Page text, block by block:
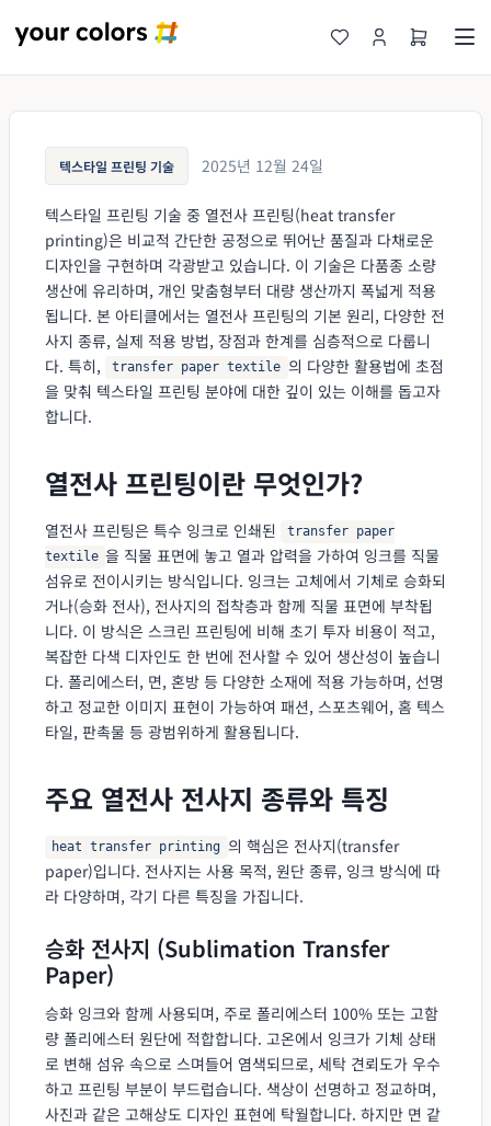
텍스타일 프린팅 기술 2025년 12월 24일
텍스타일 프린팅 기술 중 열전사 프린팅(heat transfer
printing)은 비교적 간단한 공정으로 뛰어난 품질과 다채로운
디자인을 구현하며 각광받고 있습니다. 이 기술은 다품종 소량
생산에 유리하며, 개인 맞춤형부터 대량 생산까지 폭넓게 적용
됩니다. 본 아티클에서는 열전사 프린팅의 기본 원리, 다양한 전
사지 종류, 실제 적용 방법, 장점과 한계를 심층적으로 다룹니
다. 특히,
transfer paper textile 의 다양한 활용법에 초점
을 맞춰 텍스타일 프린팅 분야에 대한 깊이 있는 이해를 돕고자
합니다.
열전사 프린팅이란 무엇인가?
열전사 프린팅은 특수 잉크로 인쇄된
transfer paper
textile 을 직물 표면에 놓고 열과 압력을 가하여 잉크를 직물
섬유로 전이시키는 방식입니다. 잉크는 고체에서 기체로 승화되
거나(승화 전사), 전사지의 접착층과 함께 직물 표면에 부착됩
니다. 이 방식은 스크린 프린팅에 비해 초기 투자 비용이 적고,
복잡한 다색 디자인도 한 번에 전사할 수 있어 생산성이 높습니
다. 폴리에스터, 면, 혼방 등 다양한 소재에 적용 가능하며, 선명
하고 정교한 이미지 표현이 가능하여 패션, 스포츠웨어, 홈 텍스
타일, 판촉물 등 광범위하게 활용됩니다.
주요 열전사 전사지 종류와 특징
heat transfer printing 의 핵심은 전사지(transfer
paper)입니다. 전사지는 사용 목적, 원단 종류, 잉크 방식에 따
라 다양하며, 각기 다른 특징을 가집니다.
승화 전사지 (Sublimation Transfer
Paper)
승화 잉크와 함께 사용되며, 주로 폴리에스터 100% 또는 고함
량 폴리에스터 원단에 적합합니다. 고온에서 잉크가 기체 상태
로 변해 섬유 속으로 스며들어 염색되므로, 세탁 견뢰도가 우수
하고 프린팅 부분이 부드럽습니다. 색상이 선명하고 정교하며,
사진과 같은 고해상도 디자인 표현에 탁월합니다. 하지만 면 같